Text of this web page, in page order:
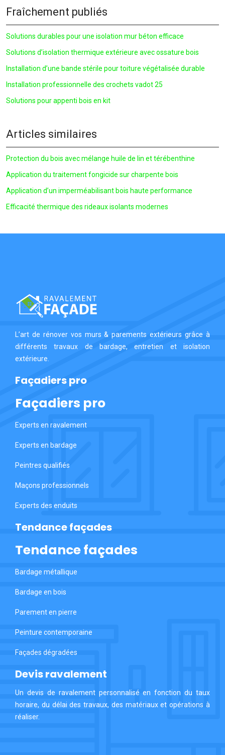
Fraîchement publiés
Solutions durables pour une isolation mur béton efficace
Solutions d’isolation thermique extérieure avec ossature bois
Installation d’une bande stérile pour toiture végétalisée durable
Installation professionnelle des crochets vadot 25
Solutions pour appenti bois en kit
Articles similaires
Protection du bois avec mélange huile de lin et térébenthine
Application du traitement fongicide sur charpente bois
Application d’un imperméabilisant bois haute performance
Efficacité thermique des rideaux isolants modernes
L’art de rénover vos murs & parements extérieurs grâce à
différents travaux de bardage, entretien et isolation
extérieure.
Façadiers pro
Façadiers pro
Experts en ravalement
Experts en bardage
Peintres qualifiés
Maçons professionnels
Experts des enduits
Tendance façades
Tendance façades
Bardage métallique
Bardage en bois
Parement en pierre
Peinture contemporaine
Façades dégradées
Devis ravalement
Un devis de ravalement personnalisé en fonction du taux
horaire, du délai des travaux, des matériaux et opérations à
réaliser.